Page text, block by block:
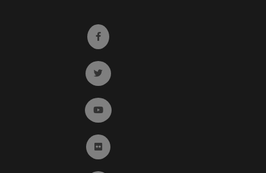
Ir a facebook (abre en ventana nueva)
Ir a twitter (abre en ventana nueva)
Ir a YouTube (abre en ventana nueva)
Ir a Flickr (abre en ventana nueva)